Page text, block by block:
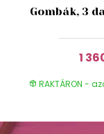
Gombák, 3
1
RAKTÁRON -